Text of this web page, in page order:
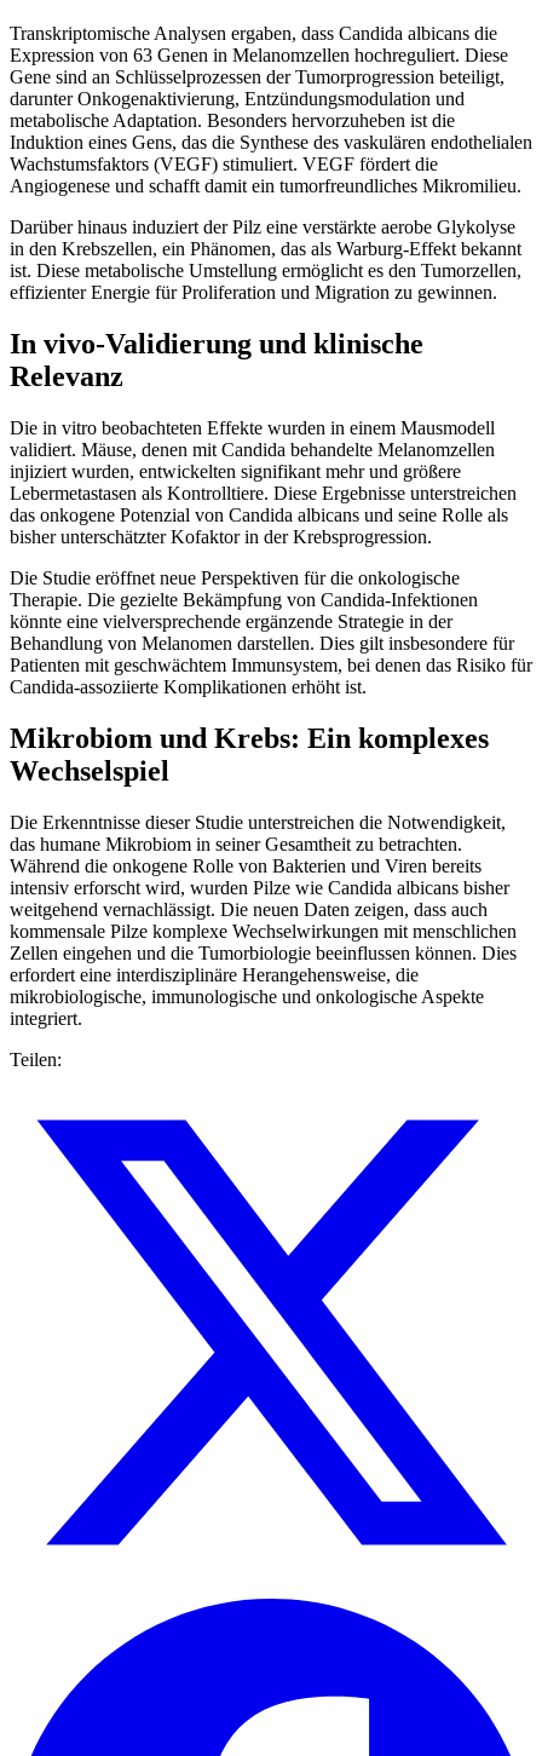
Transkriptomische Analysen ergaben, dass Candida albicans die
Expression von 63 Genen in Melanomzellen hochreguliert. Diese
Gene sind an Schlüsselprozessen der Tumorprogression beteiligt,
darunter Onkogenaktivierung, Entzündungsmodulation und
metabolische Adaptation. Besonders hervorzuheben ist die
Induktion eines Gens, das die Synthese des vaskulären endothelialen
Wachstumsfaktors (VEGF) stimuliert. VEGF fördert die
Angiogenese und schafft damit ein tumorfreundliches Mikromilieu.
Darüber hinaus induziert der Pilz eine verstärkte aerobe Glykolyse
in den Krebszellen, ein Phänomen, das als Warburg-Effekt bekannt
ist. Diese metabolische Umstellung ermöglicht es den Tumorzellen,
effizienter Energie für Proliferation und Migration zu gewinnen.
In vivo-Validierung und klinische
Relevanz
Die in vitro beobachteten Effekte wurden in einem Mausmodell
validiert. Mäuse, denen mit Candida behandelte Melanomzellen
injiziert wurden, entwickelten signifikant mehr und größere
Lebermetastasen als Kontrolltiere. Diese Ergebnisse unterstreichen
das onkogene Potenzial von Candida albicans und seine Rolle als
bisher unterschätzter Kofaktor in der Krebsprogression.
Die Studie eröffnet neue Perspektiven für die onkologische
Therapie. Die gezielte Bekämpfung von Candida-Infektionen
könnte eine vielversprechende ergänzende Strategie in der
Behandlung von Melanomen darstellen. Dies gilt insbesondere für
Patienten mit geschwächtem Immunsystem, bei denen das Risiko für
Candida-assoziierte Komplikationen erhöht ist.
Mikrobiom und Krebs: Ein komplexes
Wechselspiel
Die Erkenntnisse dieser Studie unterstreichen die Notwendigkeit,
das humane Mikrobiom in seiner Gesamtheit zu betrachten.
Während die onkogene Rolle von Bakterien und Viren bereits
intensiv erforscht wird, wurden Pilze wie Candida albicans bisher
weitgehend vernachlässigt. Die neuen Daten zeigen, dass auch
kommensale Pilze komplexe Wechselwirkungen mit menschlichen
Zellen eingehen und die Tumorbiologie beeinflussen können. Dies
erfordert eine interdisziplinäre Herangehensweise, die
mikrobiologische, immunologische und onkologische Aspekte
integriert.
Teilen: